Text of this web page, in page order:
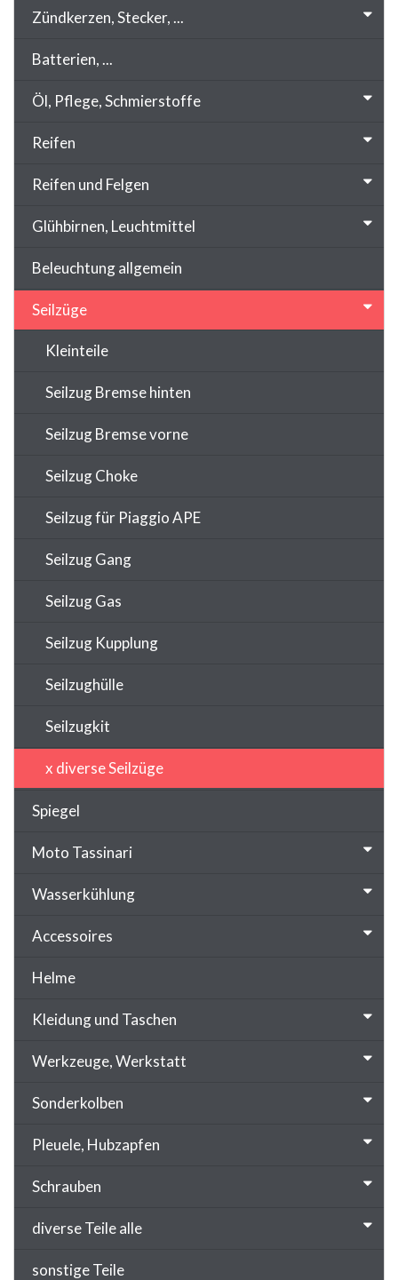
Zündkerzen, Stecker, ...
Batterien, ...
Öl, Pflege, Schmierstoffe
Reifen
Reifen und Felgen
Glühbirnen, Leuchtmittel
Beleuchtung allgemein
Seilzüge
Kleinteile
Seilzug Bremse hinten
Seilzug Bremse vorne
Seilzug Choke
Seilzug für Piaggio APE
Seilzug Gang
Seilzug Gas
Seilzug Kupplung
Seilzughülle
Seilzugkit
x diverse Seilzüge
Spiegel
Moto Tassinari
Wasserkühlung
Accessoires
Helme
Kleidung und Taschen
Werkzeuge, Werkstatt
Sonderkolben
Pleuele, Hubzapfen
Schrauben
diverse Teile alle
sonstige Teile